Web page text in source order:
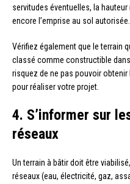
servitudes éventuelles, la
encore l’emprise au sol autorisée.
Vérifiez également que le terrain
classé comme constructible dans
risquez de ne pas pouvoir
pour réaliser votre projet.
4. S’informer sur
réseaux
Un terrain à bâtir doit être
réseaux (eau, électricité, gaz,